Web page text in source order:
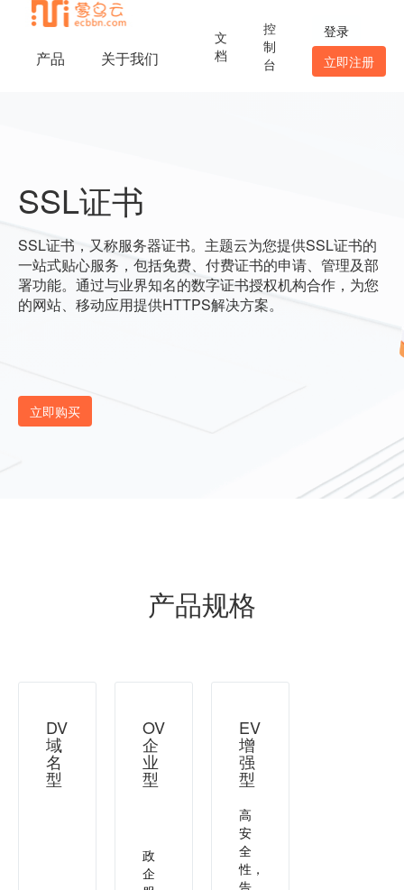
产品 关于我们
文
档
控
制
台
登录
立即注册
SSL证书
SSL证书，又称服务器证书。主题云为您提供SSL证书的
一站式贴心服务，包括免费、付费证书的申请、管理及部
署功能。通过与业界知名的数字证书授权机构合作，为您
的网站、移动应用提供HTTPS解决方案。
立即购买
产品规格
DV
域
名
型
OV
企
业
型
政
企
EV
增
强
型
高
安
全
性，
告